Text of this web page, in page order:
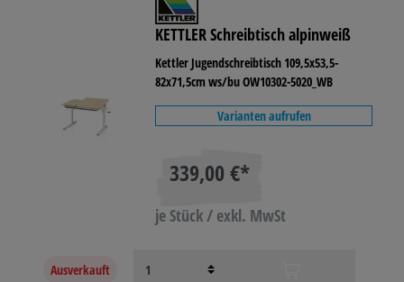
KETTLER Schreibtisch alpinweiß
Kettler Jugendschreibtisch 109,5x53,5-
82x71,5cm ws/bu OW10302-5020_WB
Varianten aufrufen
339,00 €*
je Stück / exkl. MwSt
Ausverkauft